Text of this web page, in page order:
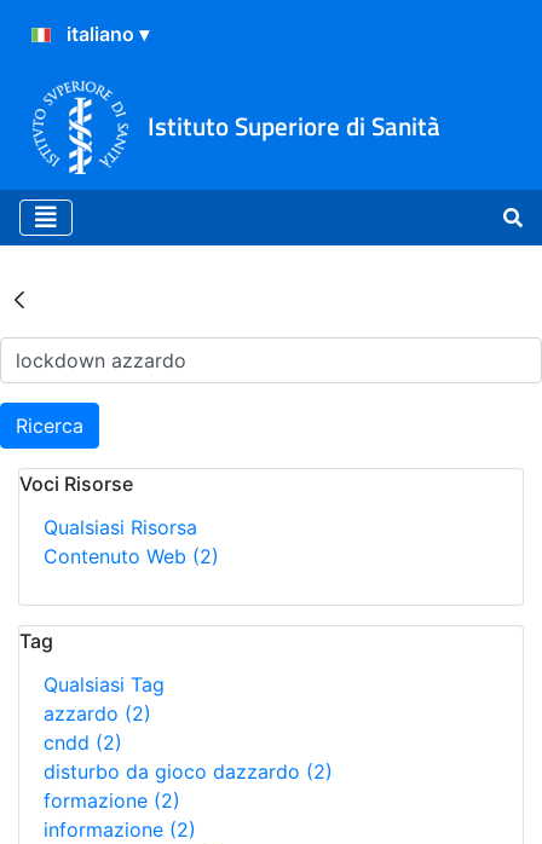
Istituto Superiore di Sanità
Risultati della Ricerca -
Ricerca
Voci Risorse
Qualsiasi Risorsa
Contenuto Web (2)
Tag
Qualsiasi Tag
azzardo (2)
cndd (2)
disturbo da gioco dazzardo (2)
formazione (2)
informazione (2)